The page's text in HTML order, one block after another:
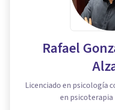
Rafael
Licenciado en psicología
en